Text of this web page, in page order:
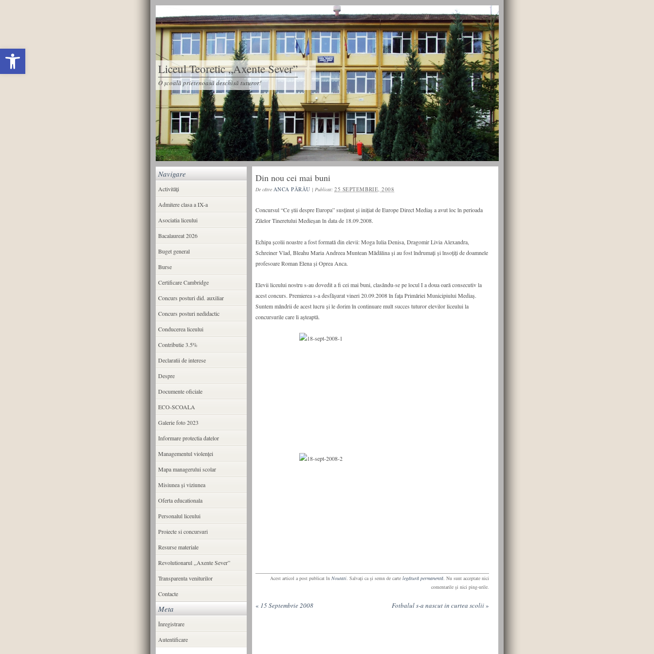
Deschide bara de unelte
Liceul Teoretic „Axente Sever”
O școală prietenoasă deschisă tuturor!
Din nou cei mai buni
De către ANCA PĂRĂU | Publicat: 25 SEPTEMBRIE, 2008
Concursul “Ce ştii despre Europa” susţinut şi iniţiat de Europe Direct Mediaş a avut loc în perioada
Zilelor Tineretului Medieşan în data de 18.09.2008.
Echipa şcolii noastre a fost formată din elevii: Moga Iulia Denisa, Dragomir Livia Alexandra,
Schreiner Vlad, Bleahu Maria Andreea Muntean Mădălina şi au fost îndrumaţi şi însoţiţi de doamnele
profesoare Roman Elena şi Oprea Anca.
Elevii liceului nostru s-au dovedit a fi cei mai buni, clasându-se pe locul I a doua oară consecutiv la
acest concurs. Premierea s-a desfăşurat vineri 20.09.2008 în faţa Primăriei Municipiului Mediaş.
Suntem mândrii de acest lucru şi le dorim în continuare mult succes tuturor elevilor liceului la
concursurile care îi aşteaptă.
Acest articol a post publicat în Noutati. Salvaţi ca şi semn de carte legătură permanentă. Nu sunt acceptate nici
comentarile şi nici ping-urile.
« 15 Septembrie 2008 Fotbalul s-a nascut in curtea scolii»
Navigare
Activități
Admitere clasa a IX-a
Asociatia liceului
Bacalaureat 2026
Buget general
Burse
Certificare Cambridge
Concurs posturi did. auxiliar
Concurs posturi nedidactic
Conducerea liceului
Contributie 3.5%
Declaratii de interese
Despre
Documente oficiale
ECO-SCOALA
Galerie foto 2023
Informare protectia datelor
Managementul violenței
Mapa managerului scolar
Misiunea şi viziunea
Oferta educationala
Personalul liceului
Proiecte si concursuri
Resurse materiale
Revolutionarul ,,Axente Sever”
Transparenta veniturilor
Contacte
Meta
Înregistrare
Autentificare